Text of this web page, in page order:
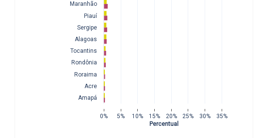
0% 5% 10% 15% 20% 25% 30% 35%
Amapá
Acre
Roraima
Rondônia
Tocantins
Alagoas
Sergipe
Piauí
Maranhão
Percentual